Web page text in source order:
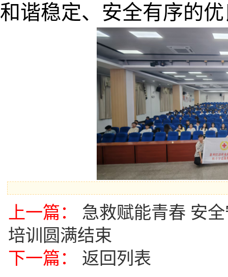
和谐稳定、安全有序的
上一篇：
急救赋能青春 安
培训圆满结束
下一篇：
返回列表